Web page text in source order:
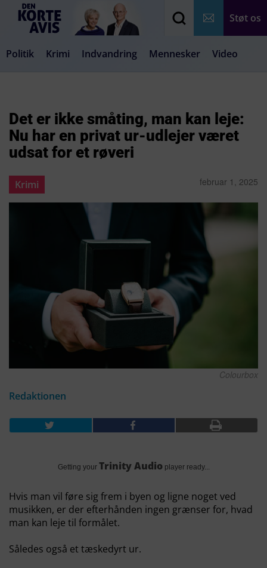
Støt os
Politik Krimi Indvandring Mennesker Video
Det er ikke småting, man kan leje:
Nu har en privat ur-udlejer været
udsat for et røveri
Krimi februar 1, 2025
Colourbox
Redaktionen
Getting your Trinity Audio player ready...
Hvis man vil føre sig frem i byen og ligne noget ved
musikken, er der efterhånden ingen grænser for, hvad
man kan leje til formålet.
Således også et tæskedyrt ur.